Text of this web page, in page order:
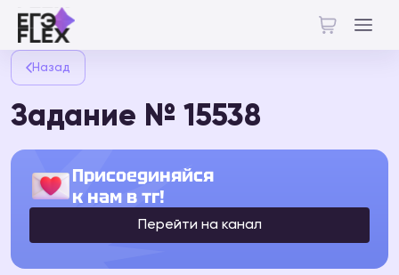
Назад
Задание № 15538
Присоединяйся
к нам в тг!
Перейти на канал